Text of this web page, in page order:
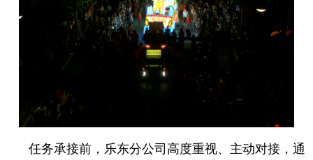
定期
董事
任务承接前，乐东分公司高度重视、主动对接，通